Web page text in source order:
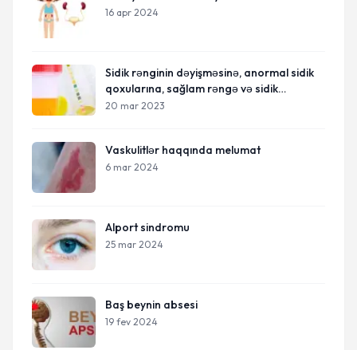
16 apr 2024
Sidik rənginin dəyişməsinə, anormal sidik
qoxularına, sağlam rəngə və sidik
qoxusuna necə nail olmaq olar?
20 mar 2023
Vaskulitlər haqqında melumat
6 mar 2024
Alport sindromu
25 mar 2024
Baş beynin absesi
19 fev 2024